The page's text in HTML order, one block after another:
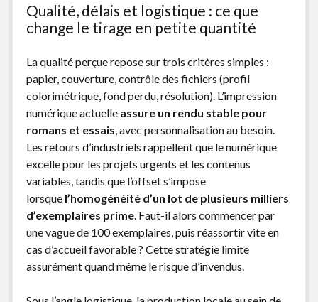
Qualité, délais et logistique : ce que
change le tirage en petite quantité
La qualité perçue repose sur trois critères simples :
papier, couverture, contrôle des fichiers (profil
colorimétrique, fond perdu, résolution). L’impression
numérique actuelle assure un rendu stable pour
romans et essais , avec personnalisation au besoin.
Les retours d’industriels rappellent que le numérique
excelle pour les projets urgents et les contenus
variables, tandis que l’offset s’impose
lorsque l’homogénéité d’un lot de plusieurs milliers
d’exemplaires prime. Faut-il alors commencer par
une vague de 100 exemplaires, puis réassortir vite en
cas d’accueil favorable ? Cette stratégie limite
assurément quand même le risque d’invendus.